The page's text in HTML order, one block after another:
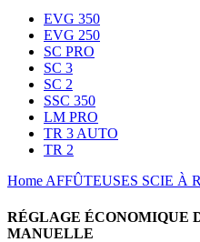
EVG 350
EVG 250
SC PRO
SC 3
SC 2
SSC 350
LM PRO
TR 3 AUTO
TR 2
HomeAFFÛTEUSES SCIE À
RÉGLAGE ÉCONOMIQUE
MANUELLE